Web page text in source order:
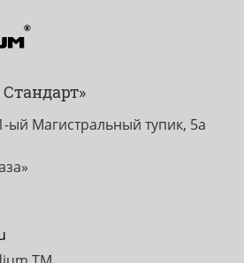
ый Магистральный тупик, 5а